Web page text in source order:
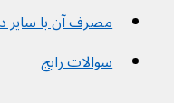
مصرف آن با سایر
سوالات رایج